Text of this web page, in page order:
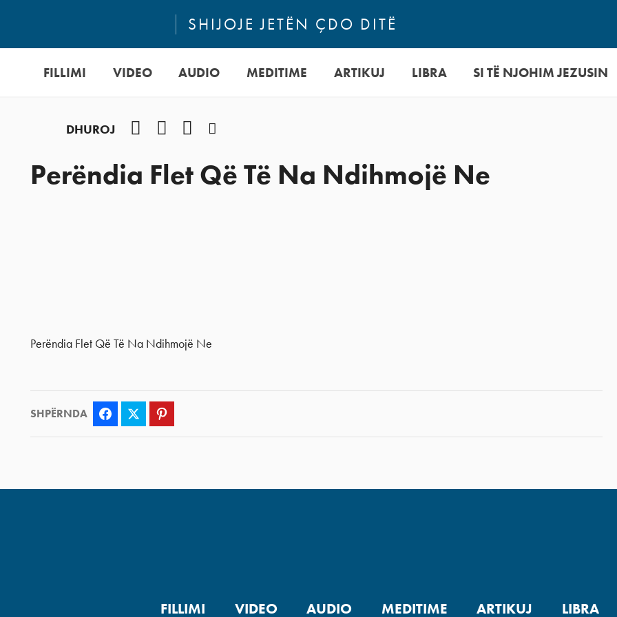
SHIJOJE JETËN ÇDO DITË
FILLIMI VIDEO AUDIO MEDITIME ARTIKUJ LIBRA SI TË NJOHIM JEZUSIN
DHUROJ YouTubeInstagram
Perëndia Flet Që Të Na Ndihmojë Ne
Perëndia Flet Që Të Na Ndihmojë Ne
SHPËRNDA Facebook Twitter
FILLIMI VIDEO AUDIO MEDITIME ARTIKUJ LIBRA